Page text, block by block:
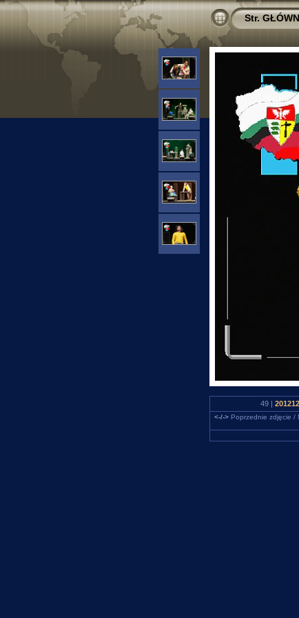
Str.
49 |
<-/->Poprzednie zdjęcie /